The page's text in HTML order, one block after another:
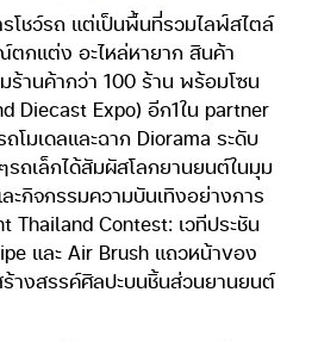
โชว์รถ แต่เป็นพื้นที่รวมไลฟ์สไตล์
กแต่ง อะไหล่หายาก สินค้า
านค้ากว่า 100 ร้าน พร้อมโซน
Diecast Expo) อีก1ใน partner
โมเดลและฉาก Diorama ระดับ
รถเล็กได้สัมผัสโลกยานยนต์ในมุม
กิจกรรมความบันเทิงอย่างการ
Thailand Contest: เวทีประชัน
และ Air Brush แถวหน้าของ
ร้างสรรค์ศิลปะบนชิ้นส่วนยานยนต์